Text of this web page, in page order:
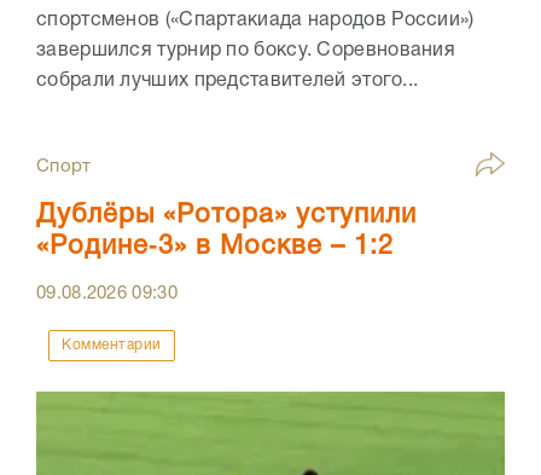
спортсменов («Спартакиада народов России»)
завершился турнир по боксу. Соревнования
собрали лучших представителей этого...
Спорт
Дублёры «Ротора» уступили
«Родине‑3» в Москве – 1:2
09.08.202609:30
Комментарии